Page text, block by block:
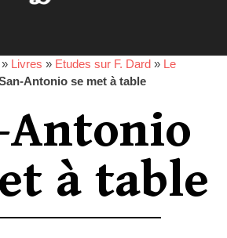
» Livres » Etudes sur F. Dard » Le
Antonio se met à table
Antonio
à table